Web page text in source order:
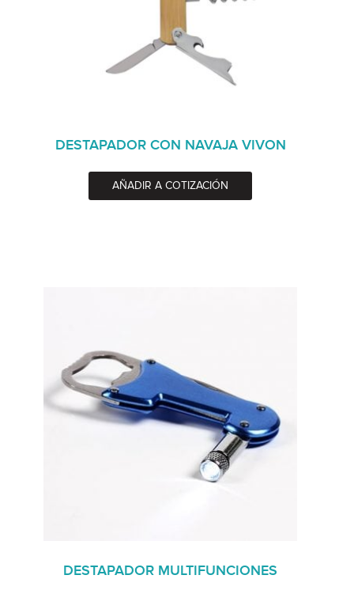
DESTAPADOR CON NAVAJA VIVON
AÑADIR A COTIZACIÓN
DESTAPADOR MULTIFUNCIONES